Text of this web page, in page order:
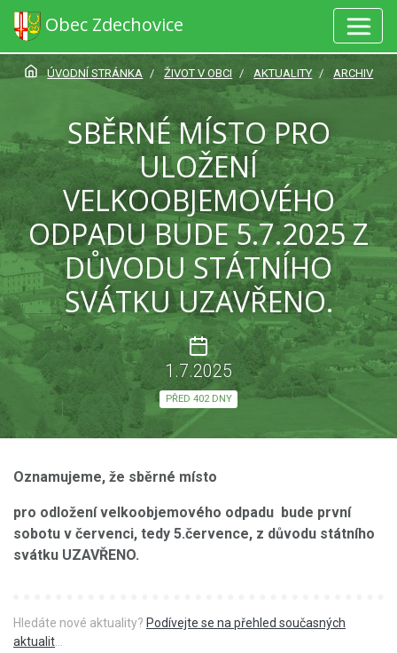
Obec Zdechovice
ÚVODNÍ STRÁNKA ŽIVOT V OBCI AKTUALITY ARCHIV
SBĚRNÉ MÍSTO PRO
ULOŽENÍ
VELKOOBJEMOVÉHO
ODPADU BUDE 5.7.2025 Z
DŮVODU STÁTNÍHO
SVÁTKU UZAVŘENO.
1.7.2025
PŘED 402 DNY
Oznamujeme, že sběrné místo
pro odložení velkoobjemového odpadu bude první
sobotu v červenci, tedy 5.července, z důvodu státního
svátku UZAVŘENO.
Hledáte nové aktuality? Podívejte se na přehled současných
aktualit